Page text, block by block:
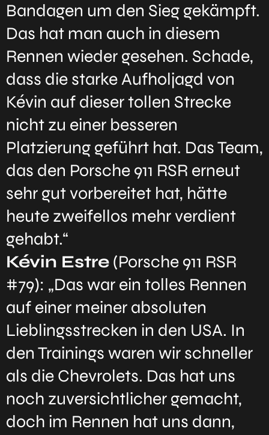
Bandagen um den Sieg gekämpft.
Das hat man auch in diesem
Rennen wieder gesehen. Schade,
dass die starke Aufholjagd von
Kévin auf dieser tollen Strecke
nicht zu einer besseren
Platzierung geführt hat. Das Team,
das den Porsche 911 RSR erneut
sehr gut vorbereitet hat, hätte
heute zweifellos mehr verdient
gehabt.“
Kévin Estre (Porsche 911 RSR
#79): „Das war ein tolles Rennen
auf einer meiner absoluten
Lieblingsstrecken in den USA. In
den Trainings waren wir schneller
als die Chevrolets. Das hat uns
noch zuversichtlicher gemacht,
doch im Rennen hat uns dann,